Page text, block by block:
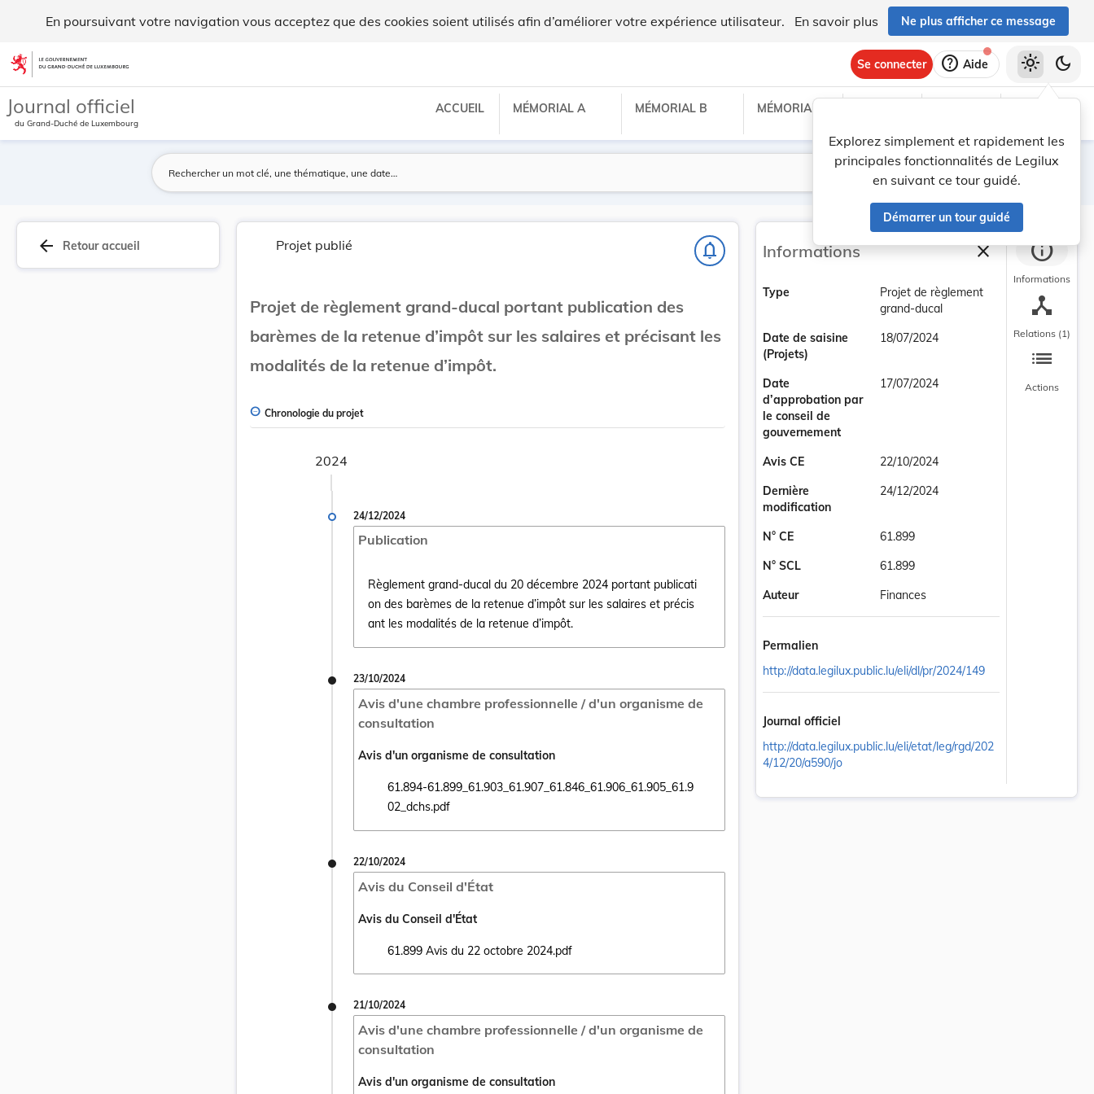
En poursuivant votre navigation vous acceptez que des cookies soient utilisés afin d’améliorer votre expérience utilisateur. En savoir plus Ne plus afficher ce message
Aller au contenu
Se connecter help Aide
Explorez simplement et rapidement les
principales fonctionnalités de Legilux
en suivant ce tour guidé.
Démarrer un tour guidé
light_mode dark_mode
Journal officiel
du Grand-Duché de Luxembourg
ACCUEIL MÉMORIAL A MÉMORIAL B MÉMORIAL C
Lancer la recherche
Filtres
arrow_back Retour accueil Projet publié notifications_none
Projet de règlement grand-ducal portant publication des
barèmes de la retenue d’impôt sur les salaires et précisant les
modalités de la retenue d’impôt.
Chronologie du projet
2024
24/12/2024
Publication
Règlement grand-ducal du 20 décembre 2024 portant publicati
on des barèmes de la retenue d’impôt sur les salaires et précis
ant les modalités de la retenue d’impôt.
Ouvrir le document Règlement grand-ducal du 20 décembre 2024 portant publication des barèmes de la retenue d’impôt sur les salaires
23/10/2024
Avis d'une chambre professionnelle / d'un organisme de
consultation
Avis d'un organisme de consultation
61.894-61.899_61.903_61.907_61.846_61.906_61.905_61.9
02_dchs.pdf
Ouvrir le document 61.894-61.899_61.903_61.907_61.846_61.906_61.905_61.902_dchs.pdf dans un nouvel onglet
22/10/2024
Avis du Conseil d'État
Avis du Conseil d'État
61.899 Avis du 22 octobre 2024.pdf
Ouvrir le document 61.899 Avis du 22 octobre 2024.pdf dans un nouvel onglet
21/10/2024
Avis d'une chambre professionnelle / d'un organisme de
consultation
Avis d'un organisme de consultation
Informations closeFermer la barre
Type
Projet de règlement
grand-ducal
Date de saisine
(Projets)
18/07/2024
Date
d’approbation par
le conseil de
gouvernement
17/07/2024
Avis CE
22/10/2024
Dernière
modification
24/12/2024
N° CE
61.899
N° SCL
61.899
Auteur
Finances
Permalien
http://data.legilux.public.lu/eli/dl/pr/2024/149
Journal officiel
http://data.legilux.public.lu/eli/etat/leg/rgd/202
4/12/20/a590/jo
info
Informations
device_hub
Relations (1)
list
Actions